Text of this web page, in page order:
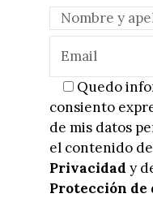
Quedo
consiento
de mis datos
el contenido
Privacidad y
Protección de